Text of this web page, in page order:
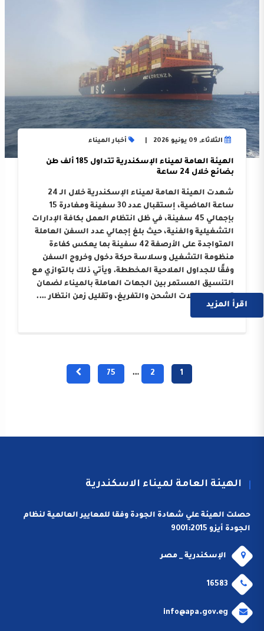
الثلاثاء, 09 يونيو 2026 أخبار الميناء
الهيئة العامة لميناء الإسكندرية تتداول 185 ألف طن
بضائع خلال 24 ساعة
شهدت الهيئة العامة لميناء الإسكندرية خلال الـ 24
ساعة الماضية، إستقبال عدد 30 سفينة ومغادرة 15
بإجمالي 45 سفينة، في ظل انتظام العمل بكافة الإدارات
التشغيلية والفنية، حيث بلغ إجمالي عدد السفن العاملة
المتواجدة على الأرصفة 42 سفينة بما يعكس كفاءة
منظومة التشغيل وسلاسة حركة دخول وخروج السفن
وفقًا للجداول الملاحية المخططة. ويأتي ذلك بالتوازي مع
التنسيق المستمر بين الجهات العاملة بالميناء لضمان
تسريع معدلات الشحن والتفريغ، وتقليل زمن انتظار ….
اقرأ المزيد
1
2
…
75
الهيئة العامة لميناء الاسكندرية
حصلت الهيئة علي شهادة الجودة وفقا للمعايير العالمية لنظام
الجودة أيزو 9001:2015
الإسكندرية _ مصر
16583
info@apa.gov.eg